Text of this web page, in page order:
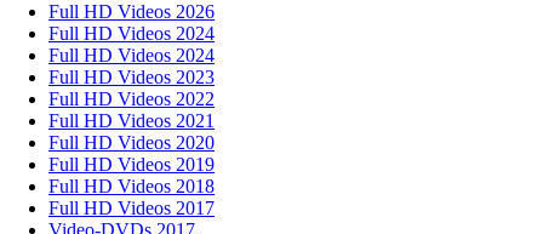
Full HD Videos 2026
Full HD Videos 2024
Full HD Videos 2024
Full HD Videos 2023
Full HD Videos 2022
Full HD Videos 2021
Full HD Videos 2020
Full HD Videos 2019
Full HD Videos 2018
Full HD Videos 2017